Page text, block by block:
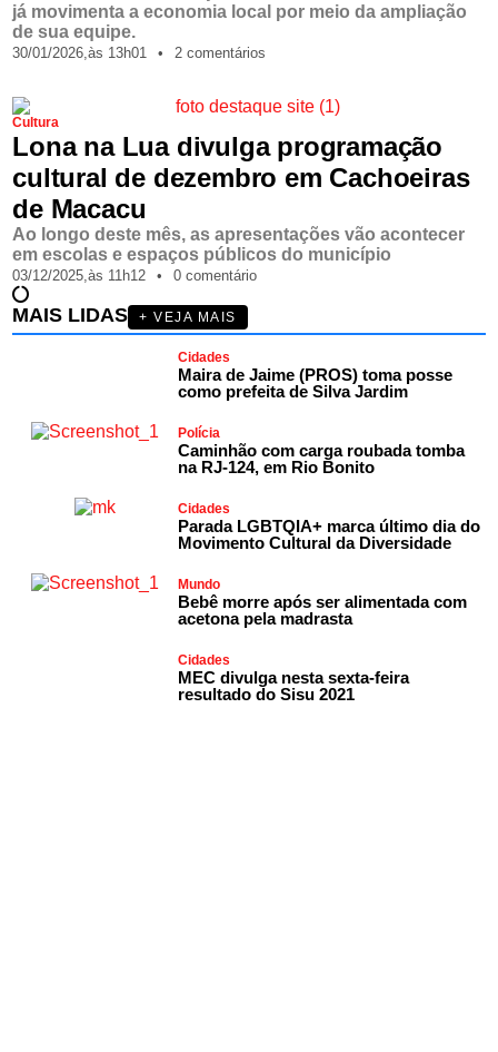
já movimenta a economia local por meio da ampliação
de sua equipe.
30/01/2026,às 13h01 • 2 comentários
Cultura
Lona na Lua divulga programação
cultural de dezembro em Cachoeiras
de Macacu
Ao longo deste mês, as apresentações vão acontecer
em escolas e espaços públicos do município
03/12/2025,às 11h12 • 0 comentário
MAIS LIDAS + VEJA MAIS
Cidades
Maira de Jaime (PROS) toma posse
como prefeita de Silva Jardim
Polícia
Caminhão com carga roubada tomba
na RJ-124, em Rio Bonito
Cidades
Parada LGBTQIA+ marca último dia do
Movimento Cultural da Diversidade
Mundo
Bebê morre após ser alimentada com
acetona pela madrasta
Cidades
MEC divulga nesta sexta-feira
resultado do Sisu 2021